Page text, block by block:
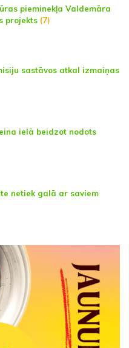
pieminekļa Valdemāra
projekts (7)
sastāvos atkal izmaiņas
ielā beidzot nodots
netiek galā ar saviem